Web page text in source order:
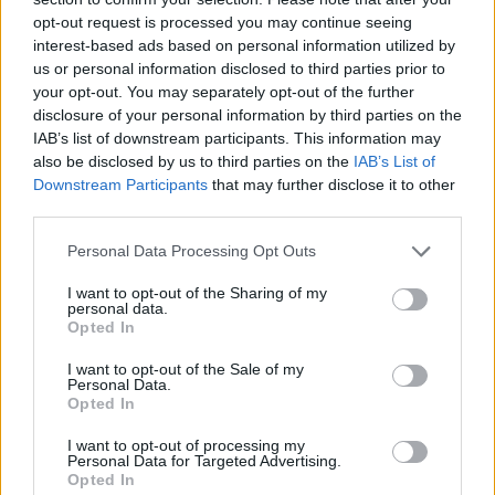
opt-out request is processed you may continue seeing
interest-based ads based on personal information utilized by
us or personal information disclosed to third parties prior to
your opt-out. You may separately opt-out of the further
disclosure of your personal information by third parties on the
IAB’s list of downstream participants. This information may
also be disclosed by us to third parties on the IAB’s List of
Downstream Participants that may further disclose it to other
Please note that this website/app uses one or more Google
not limited to your visit or usage behaviour. You may click to
grant or deny consent to Google and its third-party tags to
use your data for below specified purposes in below Google
consent section.
Personal Data Processing Opt Outs
I want to opt-out of the Sharing of my
personal data.
Opted In
I want to opt-out of the Sale of my
Personal Data.
Opted In
I want to opt-out of processing my
Personal Data for Targeted Advertising.
Opted In
China und Elektrofahrzeuge gewinnen an Schwung
Eine der sichtbarsten Veränderungen der letzten Jahre war die
wachsende Präsenz chinesischer Autohersteller in Europa.
China ist inzwischen der größte Autoexporteur der Welt, und
Europa bleibt einer seiner wichtigsten Märkte.
Ein Teil der Erklärung liegt in der langsamer als erwartet
verlaufenden Elektrifizierung der europäischen Hersteller.
Hohe Kosten und technologische Herausforderungen haben
eine Marktlücke geschaffen, die chinesische Marken schnell
bauen ihre Präsenz in Europa stetig aus.
Wir haben bereits berichtet, dass dieser Trend bereits Ungarn
erreicht hat, wo neue chinesische Marken
Ihr Vorteil beruht auf mehreren Faktoren:
niedrigere Produktionskosten
starke Lieferketten für Batterien mit schnelleren
Produktentwicklungszyklen